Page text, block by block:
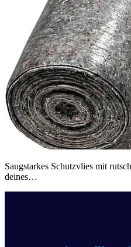
Saugstarkes Schutzvlies mit
deines…